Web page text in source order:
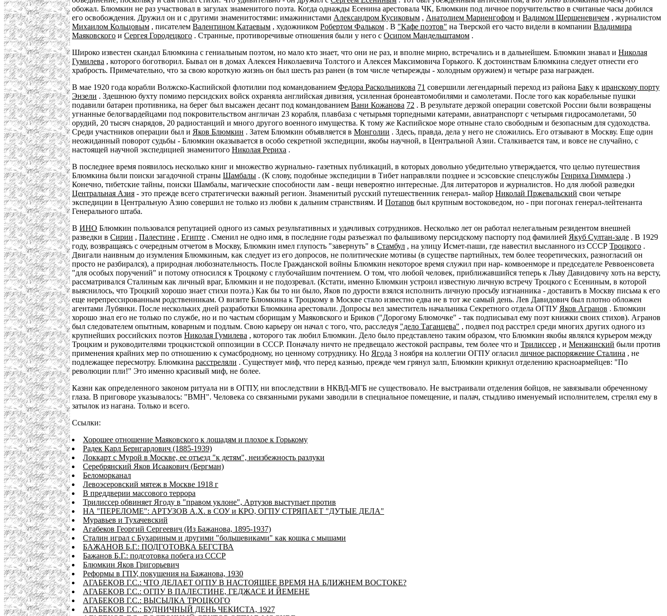
обожал. Блюмкин не раз участвовал в загулах знаменитого поэта. Когда однажды Есенина арестовала ЧК, Блюмкин под личное поручительство в считаные часы добился
его освобождения. Дружил он и с другими знаменитостями: имажинистами Александром Кусиковым , Анатолием Мариенгофом и Вадимом Шершеневичем , журналистом
Михаилом Кольцовым , писателем Валентином Катаевым , художником Робертом Фальком . В "Кафе поэтов" на Тверской его часто видели в компании Владимира
Маяковского и Сергея Городецкого . Странные, противоречивые отношения были у него с Осипом Мандельштамом .
Широко известен скандал Блюмкина с гениальным поэтом, но мало кто знает, что они не раз, и вполне мирно, встречались и в дальнейшем. Блюмкин знавал и Николая
Гумилева , которого боготворил. Бывал он в домах Алексея Николаевича Толстого и Алексея Максимовича Горького. К достоинствам Блюмкина следует отнести его
храбрость. Примечательно, что за свою короткую жизнь он был шесть раз ранен (в том числе четырежды - холодным оружием) и четыре раза награжден.
В мае 1920 года корабли Волжско-Каспийской флотилии под командованием Федора Раскольникова 71 совершили легендарный переход из района Баку к иранскому порту
Энзели . Здешнюю бухту помимо персидских войск охраняла английская дивизия, усиленная бронеавтомобилями и самолетами. После того как корабельные пушки
подавили батареи противника, на берег был высажен десант под командованием Вани Кожанова 72 . В результате дерзкой операции советской России были возвращены
угнанные белогвардейцами под покровительством англичан 23 корабля, плавбаза с четырьмя торпедными катерами, авиатранспорт с четырьмя гидросамолетами, 50
орудий, 20 тысяч снарядов, 20 радиостанций и много другого военного имущества. К тому же Каспийское море отныне стало свободным и безопасным для судоходства.
Среди участников операции был и Яков Блюмкин . Затем Блюмкин объявляется в Монголии . Здесь, правда, дела у него не сложились. Его отзывают в Москву. Еще один
неожиданный поворот судьбы - Блюмкин оказывается в особо секретной экспедиции, якобы научной, в Центральной Азии. Сталкивается там, и вовсе не случайно, с
настоящей научной экспедицией знаменитого Николая Рериха .
В последнее время появилось несколько книг и множество журнально- газетных публикаций, в которых довольно убедительно утверждается, что целью путешествия
Блюмкина были поиски загадочной страны Шамбалы . (К слову, подобные экспедиции в Тибет направляли позднее и эсэсовские спецслужбы Генриха Гиммлера .)
Конечно, тибетские тайны, поиски Шамбалы, магические способности лам - вещи невероятно интересные. Для литераторов и журналистов. Но для любой разведки
Центральная Азия - это прежде всего стратегически важный регион. Знаменитый русский путешественник генерал- майор Николай Пржевальский свои четыре
экспедиции в Центральную Азию совершил не только из любви к дальним странствиям. И Потапов был крупным востоковедом, но - при погонах генерал-лейтенанта
Генерального штаба.
В ИНО Блюмкин пользовался репутацией одного из самых результативных и удачливых сотрудников. Несколько лет он работал нелегальным резидентом внешней
разведки в Сирии , Палестине , Египте . Сменил не одно имя, в последние годы разъезжал по фальшивому персидскому паспорту под фамилией Якуб Султан-заде . В 1929
году, возвращаясь с очередным отчетом в Москву, Блюмкин имел глупость "завернуть" в Стамбул , на улицу Исмет-паши, где навестил высланного из СССР Троцкого .
Двигали наивным до изумления Блюмкиным, как следует из его допросов, не политические мотивы (в существе партийных, тем более теоретических, разногласий он
просто не разбирался), а природная любознательность. После Гражданской войны Блюмкин некоторое время служил при нар- комвоенморе и председателе Реввоенсовета
"для особых поручений" и потому относился к Троцкому с глубочайшим почтением. О том, что любой человек, приближавшийся теперь к Льву Давидовичу хоть на версту,
рассматривался Сталиным как личный враг, Блюмкин и не подозревал. (Кстати, именно Блюмкин устроил известную личную встречу Троцкого с Есениным, в которой
выяснилось, что Троцкий хорошо знает стихи поэта.) Как бы то ни было, Яков по дурости взялся исполнить личную просьбу изгнанника - доставить в Москву письма к его
еще нерепрессированным родственникам. О визите Блюмкина к Троцкому в Москве стало известно едва не в тот же самый день. Лев Давидович был плотно обложен
агентами Лубянки. После нескольких дней разработки Блюмкина арестовали. Допросы вел заместитель начальника Секретного отдела ОГПУЯков Агранов . Блюмкин
хорошо знал его не только по службе, но и по частым сборищам у Маяковского и Бриков ("Дорогому Блюмочке" - так подписывал ему поэт книжки своих стихов). Агранов
был следователем опытным, коварным и подлым. Свою карьеру он начал с того, что, расследуя "дело Таганцева" , подвел под расстрел среди многих других одного из
крупнейших российских поэтов Николая Гумилева , которого так любил Блюмкин. Дело было представлено таким образом, что Блюмкин якобы являлся курьером между
Троцким и руководителями троцкистской оппозиции в СССР. Поначалу ничто не предвещало жестокой расправы, тем более что и Трилиссер , и Менжинский были против
применения крайних мер по отношению к сумасбродному, но ценному сотруднику. Но Ягода 3 ноября на коллегии ОГПУ огласил личное распоряжение Сталина , не
подлежащее пересмотру. Блюмкина расстреляли . Существует миф, что перед казнью, прежде чем грянул залп, Блюмкин крикнул отделению красноармейцев: "По
революции пли!" Это именно красивый миф, не более.
Казни как определенного законом ритуала ни в ОГПУ, ни впоследствии в НКВД-МГБ не существовало. Не выстраивали отделения бойцов, не завязывали обреченному
глаза. В приговоре указывалось: "ВМН". Человека со связанными руками заводили в специальное помещение, и палач, стыдливо именуемый исполнителем, стрелял ему в
затылок из нагана. Только и всего.
Ссылки:
Хорошее отношение Маяковского к лошадям и плохое к Горькому
Радек Карл Бернгардович (1885-1939)
Локкарт с Мурой в Москве, ее отъезд "к детям", неизбежность разлуки
Серебрянский Яков Исаакович (Бергман)
Беломорканал
Левоэсеровский мятеж в Москве 1918 г
В преддверии массового террора
Трилиссер обвиняет Ягоду в "правом уклоне", Артузов выступает против
НА "ПЕРЕЛОМЕ": АРТУЗОВ А.Х. в СОУ и КРО, ОГПУ СТРЯПАЕТ "ДУТЫЕ ДЕЛА"
Муравьев и Тухачевский
Агабеков Георгий Сергеевич (Из Бажанова, 1895-1937)
Сталин играл с Бухариным и другими "большевиками" как кошка с мышами
БАЖАНОВ Б.Г.: ПОДГОТОВКА БЕГСТВА
Бажанов Б.Г.: подготовка побега из СССР
Блюмкин Яков Григорьевич
Реформы в ГПУ, покушения на Бажанова, 1930
АГАБЕКОВ Г.С.: ЧТО ДЕЛАЕТ ОГПУ В НАСТОЯЩЕЕ ВРЕМЯ НА БЛИЖНЕМ ВОСТОКЕ?
АГАБЕКОВ Г.С.: ОГПУ В ПАЛЕСТИНЕ, ГЕДЖАСЕ И ЙЕМЕНЕ
АГАБЕКОВ Г.С.: ВЫСЫЛКА ТРОЦКОГО
АГАБЕКОВ Г.С.: БУДНИЧНЫЙ ДЕНЬ ЧЕКИСТА, 1927